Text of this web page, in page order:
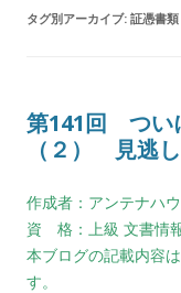
タグ別アーカイブ: 証憑書類
第141回 つい
（２） 見逃
作成者：アンテナハ
資 格：上級 文書情
本ブログの記載内容
す。